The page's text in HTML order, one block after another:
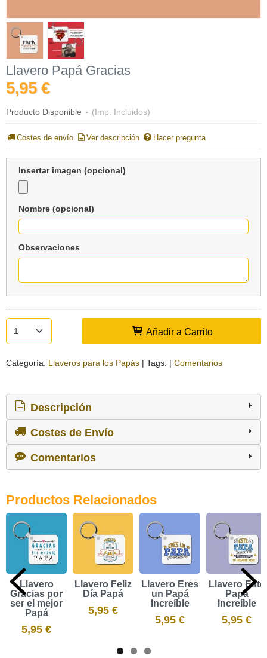
Llavero Papá Gracias
5,95 €
Producto Disponible - (Imp. Incluidos)
Costes de envío Ver descripción Hacer pregunta
Insertar imagen (opcional)
Nombre (opcional)
Observaciones
Añadir a Carrito
Categoría: Llaveros para los Papás | Tags: | Comentarios
Descripción
Costes de Envío
Comentarios
Productos Relacionados
Llavero
Gracias por
ser el mejor
Papá
5,95 €
Llavero Feliz
Día Papá
5,95 €
Llavero Eres
un Papá
Increíble
5,95 €
Llavero Este
Papá
Increíble
5,95 €